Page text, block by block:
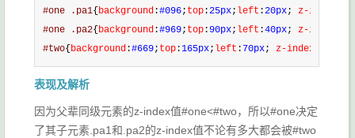
#one .pa1{ background:#096; top:25px; left :20px; z-index
#one .pa2{ background:#969; top:90px; left :40px; z-index
#two{ background:#669; top:165px; left : 70px; z-index
表现及解析
因为父辈同级元素的z-index值#one<#two，所以#one决定
了其子元素.pa1和.pa2的z-index值不论有多大都会被#two